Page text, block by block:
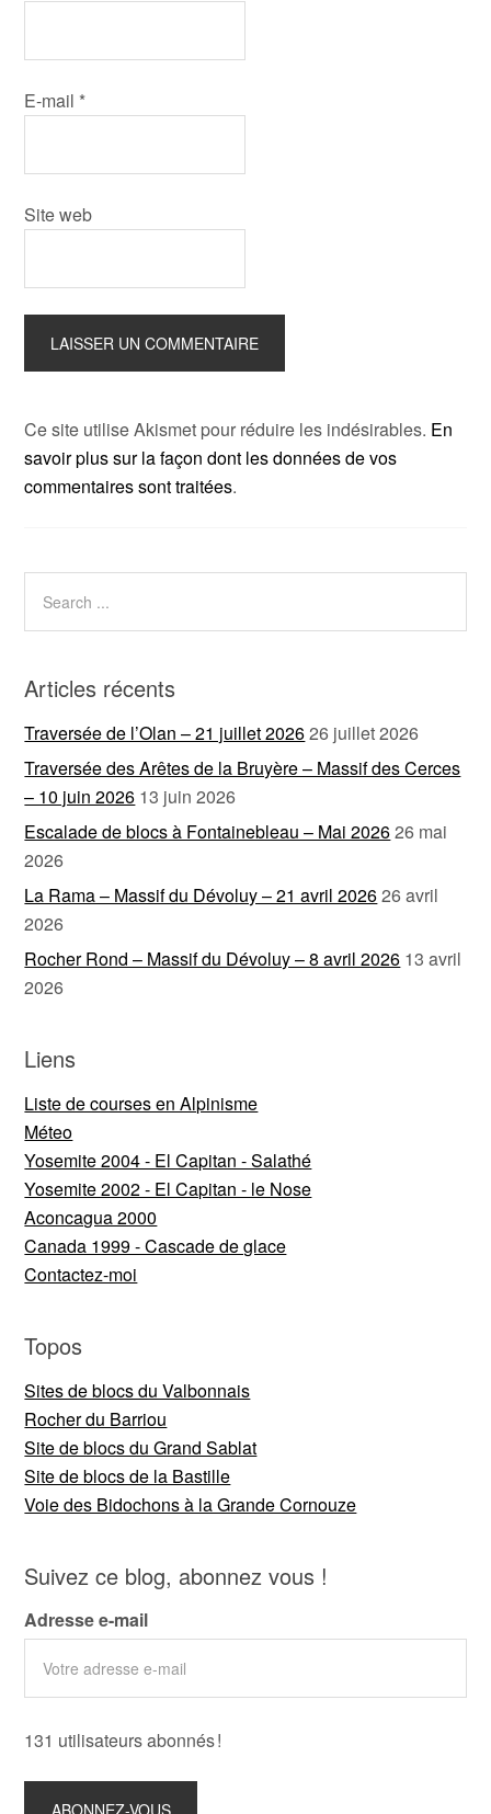
E-mail *
Site web
Ce site utilise Akismet pour réduire les indésirables. En
savoir plus sur la façon dont les données de vos
commentaires sont traitées.
Articles récents
Traversée de l’Olan – 21 juillet 202626 juillet 2026
Traversée des Arêtes de la Bruyère – Massif des Cerces
– 10 juin 2026 13 juin 2026
Escalade de blocs à Fontainebleau – Mai 202626 mai
2026
La Rama – Massif du Dévoluy – 21 avril 202626 avril
2026
Rocher Rond – Massif du Dévoluy – 8 avril 2026 13 avril
2026
Liens
Liste de courses en Alpinisme
Méteo
Yosemite 2004 - El Capitan - Salathé
Yosemite 2002 - El Capitan - le Nose
Aconcagua 2000
Canada 1999 - Cascade de glace
Contactez-moi
Topos
Sites de blocs du Valbonnais
Rocher du Barriou
Site de blocs du Grand Sablat
Site de blocs de la Bastille
Voie des Bidochons à la Grande Cornouze
Suivez ce blog, abonnez vous !
Adresse e-mail
131 utilisateurs abonnés !